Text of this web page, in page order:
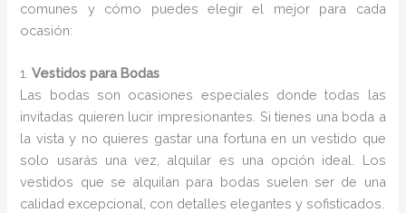
comunes y cómo puedes elegir el mejor para cada
ocasión:
1.Vestidos para Bodas
Las bodas son ocasiones especiales donde todas las
invitadas quieren lucir impresionantes. Si tienes una boda a
la vista y no quieres gastar una fortuna en un vestido que
solo usarás una vez, alquilar es una opción ideal. Los
vestidos que se alquilan para bodas suelen ser de una
calidad excepcional, con detalles elegantes y sofisticados.